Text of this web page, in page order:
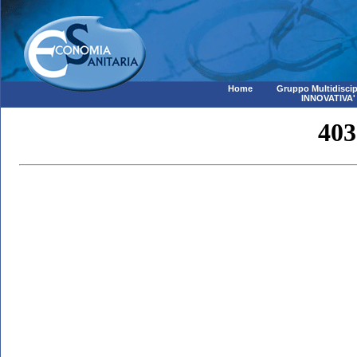
Home
Gruppo
INNOVATIVA'